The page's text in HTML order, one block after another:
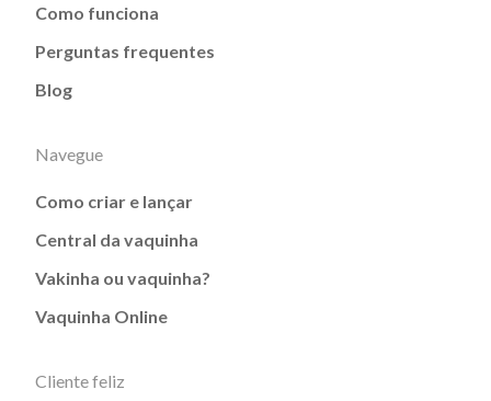
Como funciona
Perguntas frequentes
Blog
Navegue
Como criar e lançar
Central da vaquinha
Vakinha ou vaquinha?
Vaquinha Online
Cliente feliz